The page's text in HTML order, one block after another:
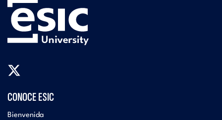
CONOCE ESIC
Bienvenida